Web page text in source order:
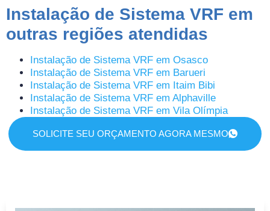
Instalação de Sistema VRF em
outras regiões atendidas
Instalação de Sistema VRF em Osasco
Instalação de Sistema VRF em Barueri
Instalação de Sistema VRF em Itaim Bibi
Instalação de Sistema VRF em Alphaville
Instalação de Sistema VRF em Vila Olímpia
SOLICITE SEU ORÇAMENTO AGORA MESMO